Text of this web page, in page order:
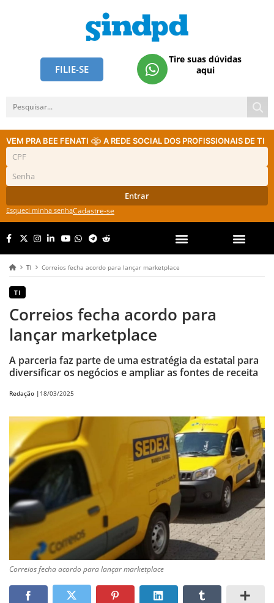
FILIE-SE
Tire suas dúvidas
aqui
VEM PRA BEE FENATI A REDE SOCIAL DOS PROFISSIONAIS DE TI
Entrar
Esqueci minha senhaCadastre-se
TI Correios fecha acordo para lançar marketplace
TI
Correios fecha acordo para
lançar marketplace
A parceria faz parte de uma estratégia da estatal para
diversificar os negócios e ampliar as fontes de receita
Redação | 18/03/2025
Correios fecha acordo para lançar marketplace